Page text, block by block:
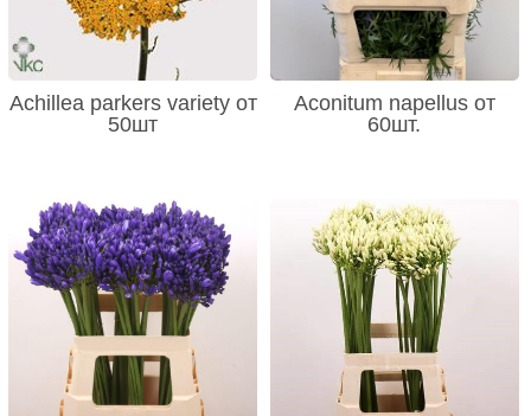
Achillea parkers variety от
50шт
Aconitum napellus от
60шт.